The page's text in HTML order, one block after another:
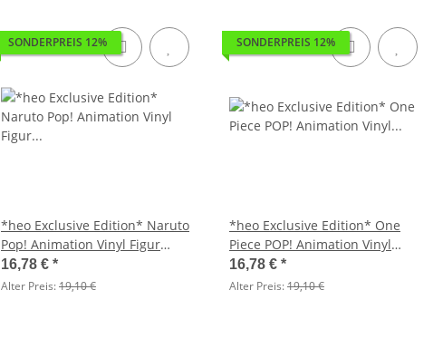
SONDERPREIS 12%
*heo Exclusive Edition* Naruto
Pop! Animation Vinyl Figur
Naruto Uzumaki with Water
Balloon 9 cm
16,78 € *
Alter Preis:19,10 €
SONDERPREIS 12%
*heo Exclusive Edition* One
Piece POP! Animation Vinyl
Figuren OP- Nami (Alabasta) 9
cm
16,78 € *
Alter Preis:19,10 €